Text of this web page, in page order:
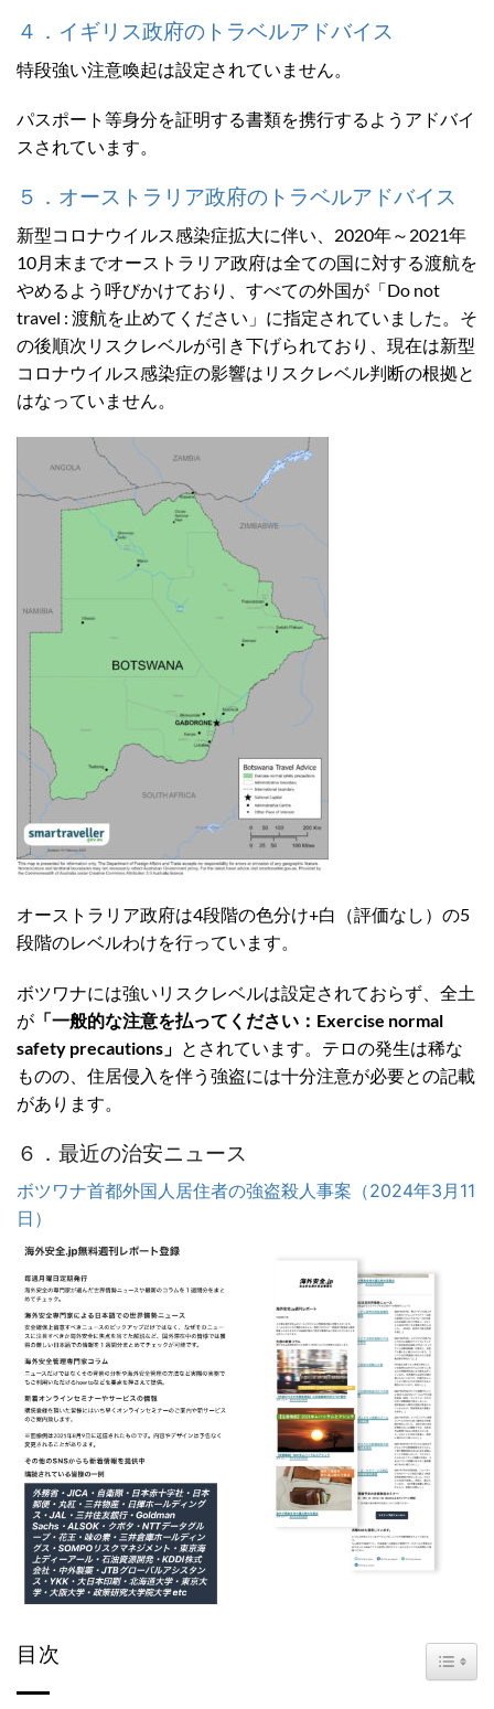
４．イギリス政府のトラベルアドバイス
特段強い注意喚起は設定されていません。
パスポート等身分を証明する書類を携行するようアドバイ
スされています。
５．オーストラリア政府のトラベルアドバイス
新型コロナウイルス感染症拡大に伴い、2020年～2021年
10月末までオーストラリア政府は全ての国に対する渡航を
やめるよう呼びかけており、すべての外国が「Do not
travel : 渡航を止めてください」に指定されていました。そ
の後順次リスクレベルが引き下げられており、現在は新型
コロナウイルス感染症の影響はリスクレベル判断の根拠と
はなっていません。
オーストラリア政府は4段階の色分け+白（評価なし）の5
段階のレベルわけを行っています。
ボツワナには強いリスクレベルは設定されておらず、全土
が 「一般的な注意を払ってください：Exercise normal
safety precautions」 とされています。テロの発生は稀な
ものの、住居侵入を伴う強盗には十分注意が必要との記載
があります。
６．最近の治安ニュース
ボツワナ首都外国人居住者の強盗殺人事案（2024年3月11
日）
目次